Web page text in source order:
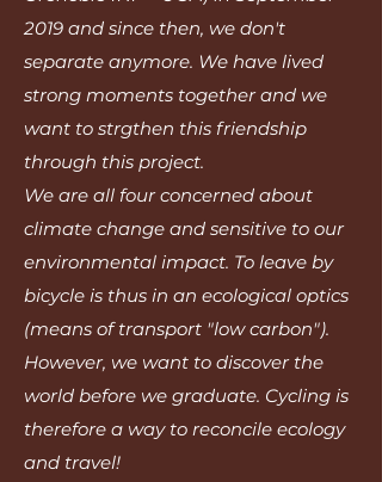
2019 and since then, we don't
separate anymore. We have lived
strong moments together and we
want to strgthen this friendship
through this project.
We are all four concerned about
climate change and sensitive to our
environmental impact. To leave by
bicycle is thus in an ecological optics
(means of transport "low carbon").
However, we want to discover the
world before we graduate. Cycling is
therefore a way to reconcile ecology
and travel!